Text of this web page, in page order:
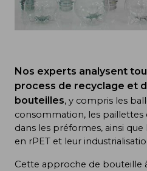
Nos experts analysent
process de recyclage et
bouteilles, y compris les
consommation, les paillettes
dans les préformes, ainsi
en rPET et leur
Cette approche de bouteille